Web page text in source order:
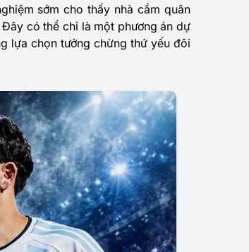
sớm cho thấy nhà cầm quân
có thể chỉ là một phương án dự
lựa chọn tưởng chừng thứ yếu đôi